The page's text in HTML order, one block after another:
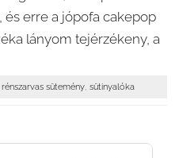
erre a jópofa cakepop
lányom tejérzékeny, a
rénszarvas sütemény, sütinyalóka